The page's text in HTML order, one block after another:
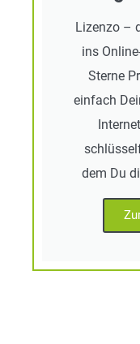
Lizenzo –
ins
Sterne
einfach
dem Du